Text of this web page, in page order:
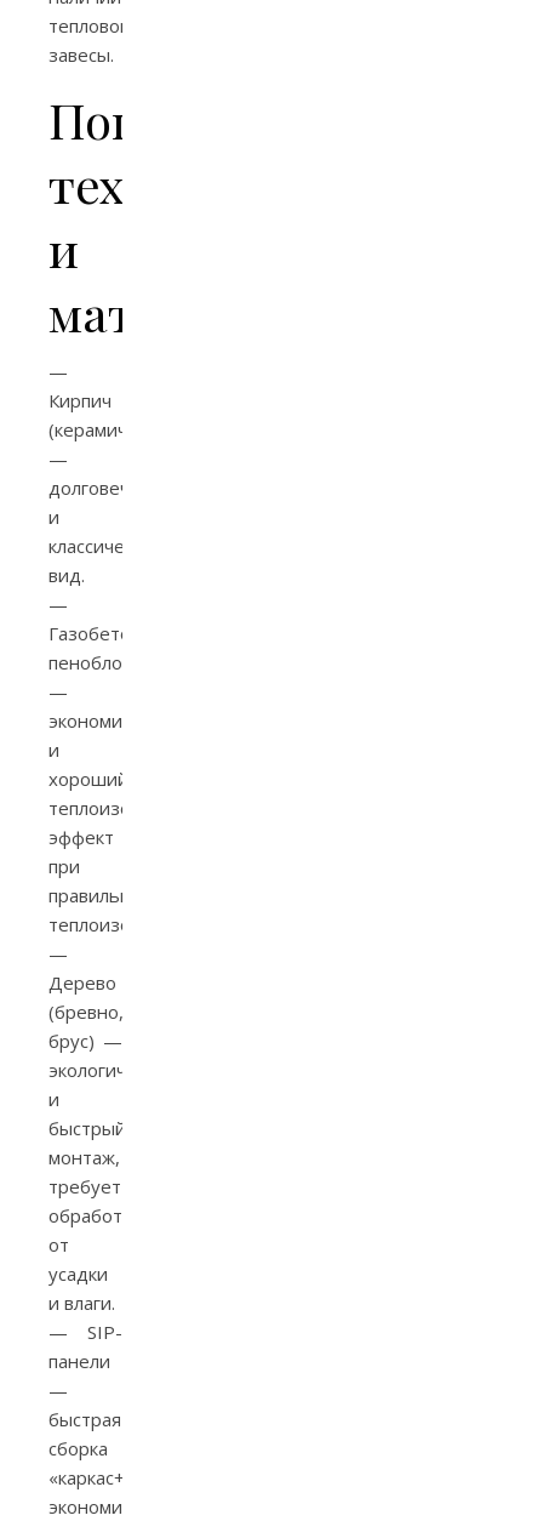
тепловой
завесы.
Популярные
технологии
и
материалы
—
Кирпич
(керамический)
—
долговечность
и
классический
вид.
—
Газобетон/
пеноблок
—
экономия
и
хороший
теплоизоляционный
эффект
при
правильной
теплоизоляции.
—
Дерево
(бревно,
брус) —
экологичность
и
быстрый
монтаж,
требует
обработки
от
усадки
и влаги.
— SIP-
панели
—
быстрая
сборка
«каркас+сендвич»,
экономия